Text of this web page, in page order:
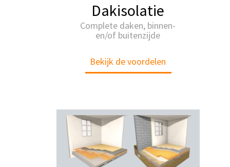
Dakisolatie
Complete daken, binnen-
en/of buitenzijde
Bekijk de voordelen